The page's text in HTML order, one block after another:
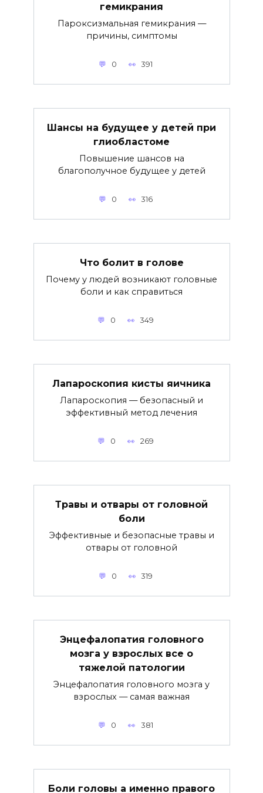
гемикрания
Пароксизмальная гемикрания —
причины, симптомы
0 391
Шансы на будущее у детей при
глиобластоме
Повышение шансов на
благополучное будущее у детей
0 316
Что болит в голове
Почему у людей возникают головные
боли и как справиться
0 349
Лапароскопия кисты яичника
Лапароскопия — безопасный и
эффективный метод лечения
0 269
Травы и отвары от головной
боли
Эффективные и безопасные травы и
отвары от головной
0 319
Энцефалопатия головного
мозга у взрослых все о
тяжелой патологии
Энцефалопатия головного мозга у
взрослых — самая важная
0 381
Боли головы а именно правого